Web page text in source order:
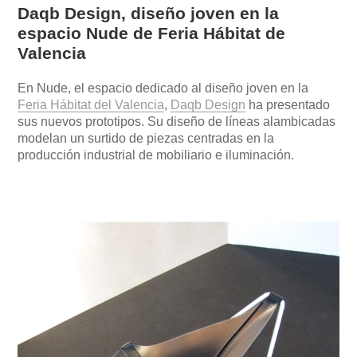
Daqb Design, diseño joven en la
espacio Nude de Feria Hábitat de
Valencia
En Nude, el espacio dedicado al diseño joven en la
Feria Hábitat del Valencia, Daqb Design ha presentado
sus nuevos prototipos. Su diseño de líneas alambicadas
modelan un surtido de piezas centradas en la
producción industrial de mobiliario e iluminación.